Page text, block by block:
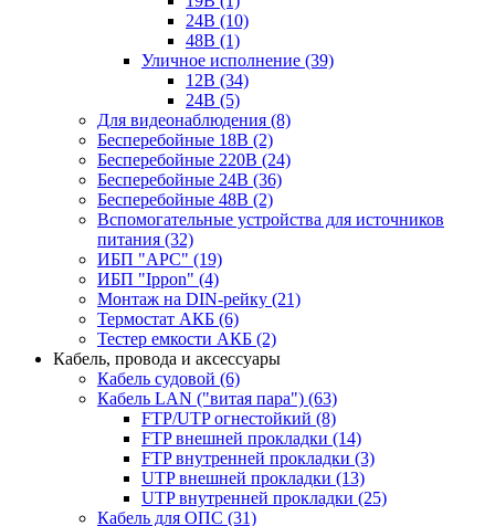
24В (10)
48В (1)
Уличное исполнение (39)
12В (34)
24В (5)
Для видеонаблюдения (8)
Бесперебойные 18В (2)
Бесперебойные 220В (24)
Бесперебойные 24В (36)
Бесперебойные 48В (2)
Вспомогательные устройства для источников
питания (32)
ИБП "APC" (19)
ИБП "Ippon" (4)
Монтаж на DIN-рейку (21)
Термостат АКБ (6)
Тестер емкости АКБ (2)
Кабель, провода и аксессуары
Кабель судовой (6)
Кабель LAN ("витая пара") (63)
FTP/UTP огнестойкий (8)
FTP внешней прокладки (14)
FTP внутренней прокладки (3)
UTP внешней прокладки (13)
UTP внутренней прокладки (25)
Кабель для ОПС (31)